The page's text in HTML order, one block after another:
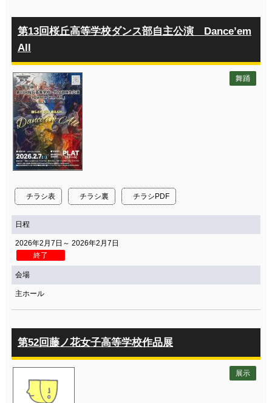
第13回桜丘高等学校ダンス部自主公演 Dance’em
All
チラシ表 チラシ裏 チラシPDF
舞踊
日程
2026年2月7日～ 2026年2月7日
終了
会場
主ホール
第52回藤ノ花女子高等学校作品展
展示